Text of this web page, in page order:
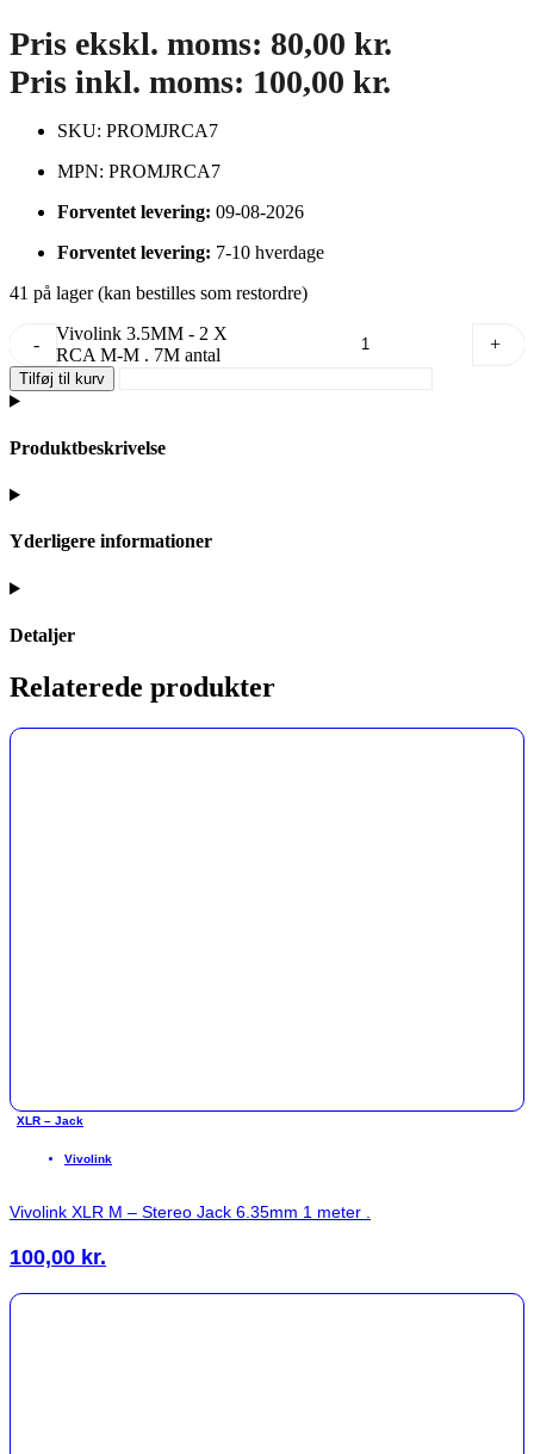
Pris ekskl. moms: 80,00 kr.
Pris inkl. moms: 100,00 kr.
SKU: PROMJRCA7
MPN: PROMJRCA7
Forventet levering: 09-08-2026
Forventet levering: 7-10 hverdage
41 på lager (kan bestilles som restordre)
-
Vivolink 3.5MM - 2 X
RCA M-M . 7M antal
+
Tilføj til kurv
Produktbeskrivelse
Yderligere informationer
Detaljer
Relaterede produkter
XLR – Jack
Vivolink
Vivolink XLR M – Stereo Jack 6.35mm 1 meter .
100,00 kr.